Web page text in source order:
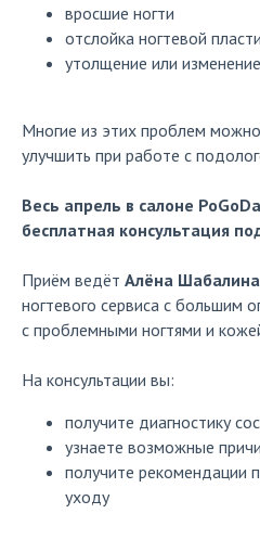
вросшие ногти
отслойка ногтевой
утолщение или
Многие из этих проблем
улучшить при работе с
Весь апрель в салоне
бесплатная консультация
Приём ведёт Алёна
ногтевого сервиса с большим
с проблемными ногтями и
На консультации вы:
получите диагностику
узнаете возможные
получите рекомендации
уходу